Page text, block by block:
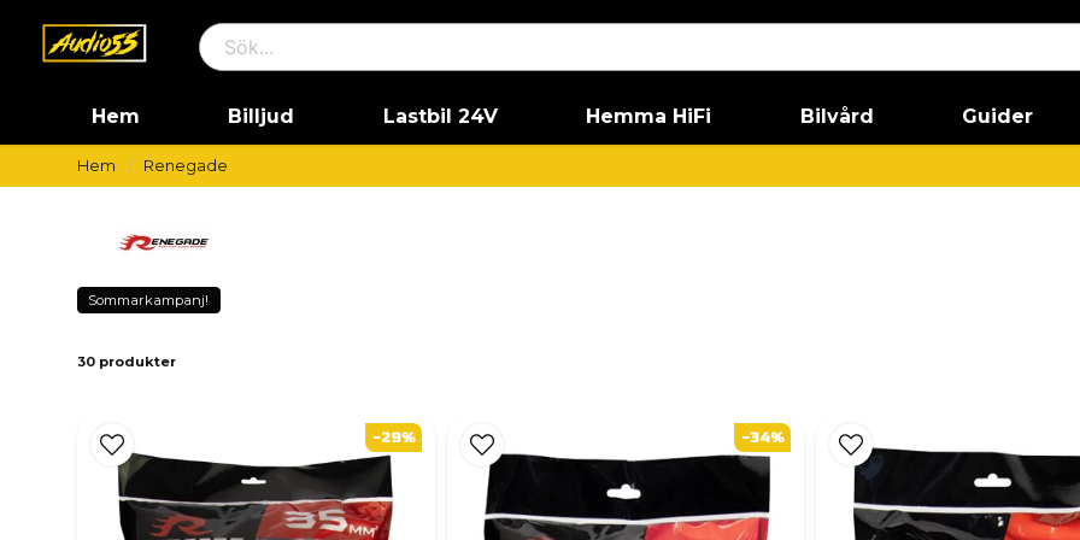
Hem Billjud Lastbil 24V Hemma HiFi Bilvård Guider
Hem Renegade
Sommarkampanj!
30 produkter
-29% -34%